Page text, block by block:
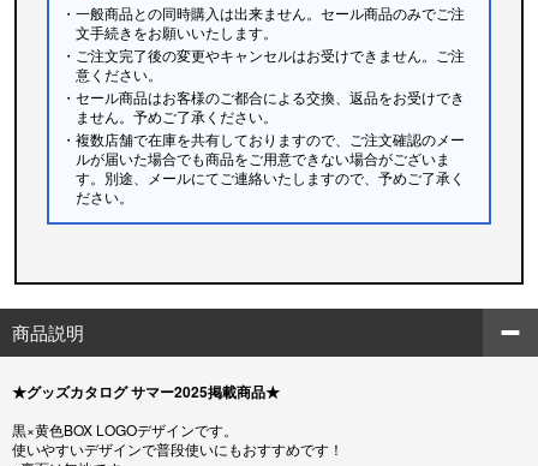
・一般商品との同時購入は出来ません。セール商品のみでご注
文手続きをお願いいたします。
・ご注文完了後の変更やキャンセルはお受けできません。ご注
意ください。
・セール商品はお客様のご都合による交換、返品をお受けでき
ません。予めご了承ください。
・複数店舗で在庫を共有しておりますので、ご注文確認のメー
ルが届いた場合でも商品をご用意できない場合がございま
す。別途、メールにてご連絡いたしますので、予めご了承く
ださい。
商品説明
★グッズカタログ サマー2025掲載商品★
黒×黄色BOX LOGOデザインです。
使いやすいデザインで普段使いにもおすすめです！